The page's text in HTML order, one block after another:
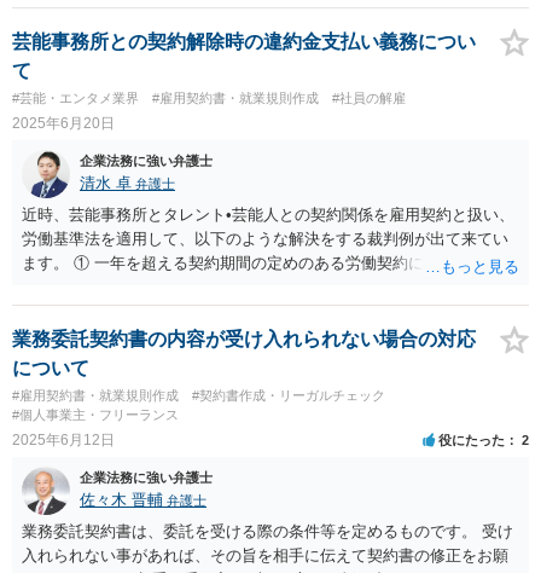
違反になってしまうかも知れませんので、ご注意下さい。 いずれにせ
よより詳細には、掲示板ではなく、直接弁護士にご相談されると良い
でしょう。
連絡を入れて具体的な相談をした方がよいと思いますよ。手元キャッ
シュのあるなしによって保全処分も必要になりそうです。 訴状の内
容、合同会社の定款とあなたの役員任期、社宅利用契約の内容（社宅
は合同会社所有か？賃貸？、使用料支払はゼロ？それとも一旦報酬と
して３０万円支給されてそこから払っている？）くらいがあれば、御
見積してもらえると思います。
芸能事務所との契約解除時の違約金支払い義務につい
て
#芸能・エンタメ業界 #雇用契約書・就業規則作成 #社員の解雇
2025年6月20日
企業法務に強い弁護士
清水 卓 弁護士
近時、芸能事務所とタレント•芸能人との契約関係を雇用契約と扱い、
労働基準法を適用して、以下のような解決をする裁判例が出て来てい
ます。 ① 一年を超える契約期間の定めのある労働契約につき、労働者
の使用者に申し出ることにより、いつでも退職することができるとい
う労働基準法第137条の規定を適用して、タレントの退所を認める ②
労働基準法第１６条を適用し、退職時の違約金の定めを無効とする た
だし、事案によっては、芸能事務所とタレント等との契約関係を雇用
契約とは認めない裁判例もありますので、より詳しくは、契約書を持
参の上、弁護士に直接相談してみて下さい。 【参考】労働基準法 （こ
条件を定める労働契約は、その部分については無効とする。この場合
において、無効となつた部分は、この法律で定める基準による。 （契
約期間等） 第十四条 労働契約は、期間の定めのないものを除き、一
定の事業の完了に必要な期間を定めるもののほかは、三年（次の各号
業務委託契約書の内容が受け入れられない場合の対応
について
#雇用契約書・就業規則作成
#契約書作成・リーガルチェック
#個人事業主・フリーランス
2025年6月12日 役にたった 2
企業法務に強い弁護士
佐々木 晋輔 弁護士
業務委託契約書は、委託を受ける際の条件等を定めるものです。 受け
入れられない事があれば、その旨を相手に伝えて契約書の修正をお願